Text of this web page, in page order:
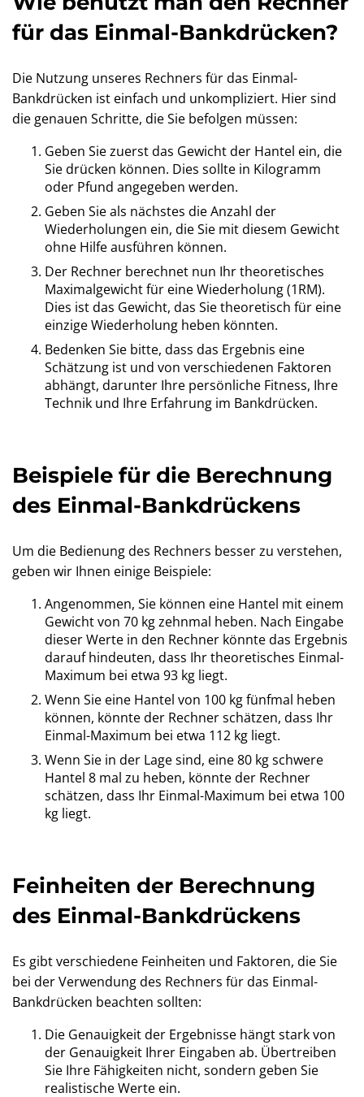
für das Einmal-Bankdrücken?
Die Nutzung unseres Rechners für das Einmal-
Bankdrücken ist einfach und unkompliziert. Hier sind
die genauen Schritte, die Sie befolgen müssen:
Geben Sie zuerst das Gewicht der Hantel ein, die
Sie drücken können. Dies sollte in Kilogramm
oder Pfund angegeben werden.
Geben Sie als nächstes die Anzahl der
Wiederholungen ein, die Sie mit diesem Gewicht
ohne Hilfe ausführen können.
Der Rechner berechnet nun Ihr theoretisches
Maximalgewicht für eine Wiederholung (1RM).
Dies ist das Gewicht, das Sie theoretisch für eine
einzige Wiederholung heben könnten.
Bedenken Sie bitte, dass das Ergebnis eine
Schätzung ist und von verschiedenen Faktoren
abhängt, darunter Ihre persönliche Fitness, Ihre
Technik und Ihre Erfahrung im Bankdrücken.
Beispiele für die Berechnung
des Einmal-Bankdrückens
Um die Bedienung des Rechners besser zu verstehen,
geben wir Ihnen einige Beispiele:
Angenommen, Sie können eine Hantel mit einem
Gewicht von 70 kg zehnmal heben. Nach Eingabe
dieser Werte in den Rechner könnte das Ergebnis
darauf hindeuten, dass Ihr theoretisches Einmal-
Maximum bei etwa 93 kg liegt.
Wenn Sie eine Hantel von 100 kg fünfmal heben
können, könnte der Rechner schätzen, dass Ihr
Einmal-Maximum bei etwa 112 kg liegt.
Wenn Sie in der Lage sind, eine 80 kg schwere
Hantel 8 mal zu heben, könnte der Rechner
schätzen, dass Ihr Einmal-Maximum bei etwa 100
kg liegt.
Feinheiten der Berechnung
des Einmal-Bankdrückens
Es gibt verschiedene Feinheiten und Faktoren, die Sie
bei der Verwendung des Rechners für das Einmal-
Bankdrücken beachten sollten:
Die Genauigkeit der Ergebnisse hängt stark von
der Genauigkeit Ihrer Eingaben ab. Übertreiben
Sie Ihre Fähigkeiten nicht, sondern geben Sie
realistische Werte ein.